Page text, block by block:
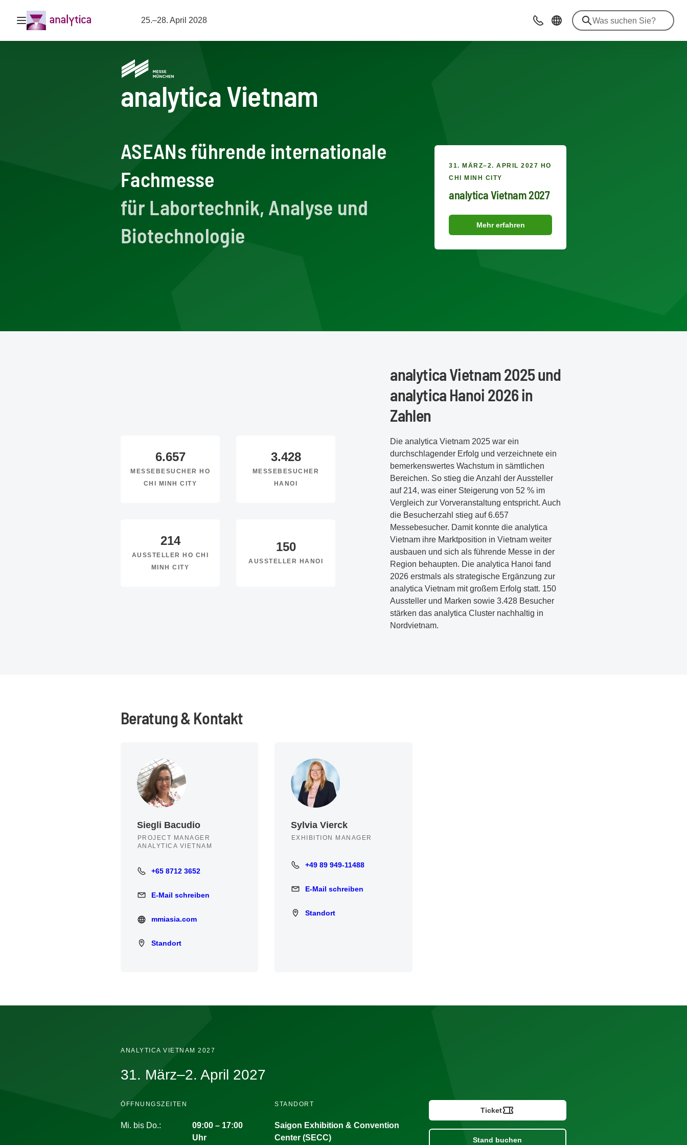
Navigation öffnen 25.–28. April 2028 Beratung & Kontakt
analytica Vietnam
ASEANs führende internationale
Fachmesse
für Labortechnik, Analyse und
Biotechnologie
31. MÄRZ–2. APRIL 2027 HO
CHI MINH CITY
analytica Vietnam 2027
Mehr erfahren
analytica Vietnam 2025 und
analytica Hanoi 2026 in
Zahlen
Die analytica Vietnam 2025 war ein
durchschlagender Erfolg und verzeichnete ein
bemerkenswertes Wachstum in sämtlichen
Bereichen. So stieg die Anzahl der Aussteller
auf 214, was einer Steigerung von 52 % im
Vergleich zur Vorveranstaltung entspricht. Auch
die Besucherzahl stieg auf 6.657
Messebesucher. Damit konnte die analytica
Vietnam ihre Marktposition in Vietnam weiter
ausbauen und sich als führende Messe in der
Region behaupten. Die analytica Hanoi fand
2026 erstmals als strategische Ergänzung zur
analytica Vietnam mit großem Erfolg statt. 150
Aussteller und Marken sowie 3.428 Besucher
stärken das analytica Cluster nachhaltig in
Nordvietnam.
6.657
MESSEBESUCHER HO
CHI MINH CITY
3.428
MESSEBESUCHER
HANOI
214
AUSSTELLER HO CHI
MINH CITY
150
AUSSTELLER HANOI
Beratung & Kontakt
Siegli Bacudio
PROJECT MANAGER
ANALYTICA VIETNAM
+65 8712 3652
+65 8712 3652
E-Mail schreiben
E-Mail schreiben
mmiasia.com
mmiasia.com
Standort
Standort
Sylvia Vierck
EXHIBITION MANAGER
+49 89 949-11488
+49 89 949-11488
E-Mail schreiben
E-Mail schreiben
Standort
Standort
ANALYTICA VIETNAM 2027
31. März–2. April 2027
ÖFFNUNGSZEITEN
Mi. bis Do.:
09:00 – 17:00
Uhr
STANDORT
Saigon Exhibition & Convention
Center (SECC)
Ticket
Stand buchen